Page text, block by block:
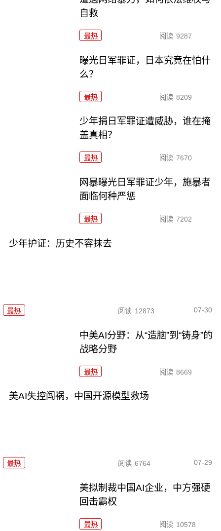
自救
最热 阅读 9287
曝光日军罪证，日本究竟在怕什
么？
最热 阅读 8209
少年捐日军罪证遭威胁，谁在掩
盖真相？
最热 阅读 7670
网暴曝光日军罪证少年，施暴者
面临何种严惩
最热 阅读 7202
少年护证：历史不容抹去
最热 阅读 12873 07-30
中美AI分野：从“造脑”到“铸身”的
战略分野
最热 阅读 8669
美AI失控闯祸，中国开源模型救场
最热 阅读 6764 07-29
美拟制裁中国AI企业，中方强硬
回击霸权
最热 阅读 10578